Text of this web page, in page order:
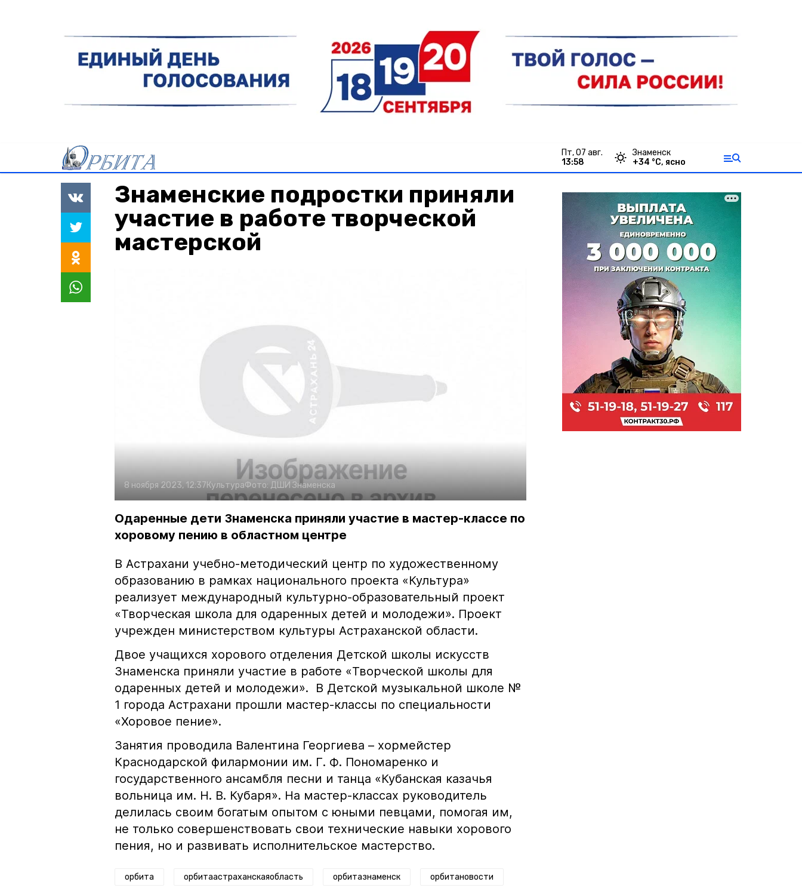
пт, 07 авг.
13:58
Знаменск
+34 °С, ясно
Знаменские подростки приняли
участие в работе творческой
мастерской
8 ноября 2023, 12:37КультураФото: ДШИ Знаменска
Одаренные дети Знаменска приняли участие в мастер-классе по
хоровому пению в областном центре
В Астрахани учебно-методический центр по художественному
образованию в рамках национального проекта «Культура»
реализует международный культурно-образовательный проект
«Творческая школа для одаренных детей и молодежи». Проект
учрежден министерством культуры Астраханской области.
Двое учащихся хорового отделения Детской школы искусств
Знаменска приняли участие в работе «Творческой школы для
одаренных детей и молодежи». В Детской музыкальной школе №
1 города Астрахани прошли мастер-классы по специальности
«Хоровое пение».
Занятия проводила Валентина Георгиева – хормейстер
Краснодарской филармонии им. Г. Ф. Пономаренко и
государственного ансамбля песни и танца «Кубанская казачья
вольница им. Н. В. Кубаря». На мастер-классах руководитель
делилась своим богатым опытом с юными певцами, помогая им,
не только совершенствовать свои технические навыки хорового
пения, но и развивать исполнительское мастерство.
орбита орбитаастраханскаяобласть орбитазнаменск орбитановости